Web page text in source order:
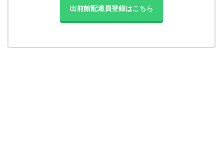
出前館配達員登録はこちら